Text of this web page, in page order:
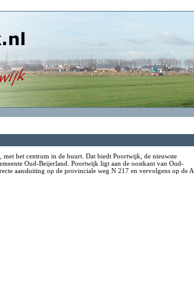
met het centrum in de buurt. Dat biedt Poortwijk, de nieuwste
Oud-Beijerland. Poortwijk ligt aan de oostkant van Oud-
aansluiting op de provinciale weg N 217 en vervolgens op de A